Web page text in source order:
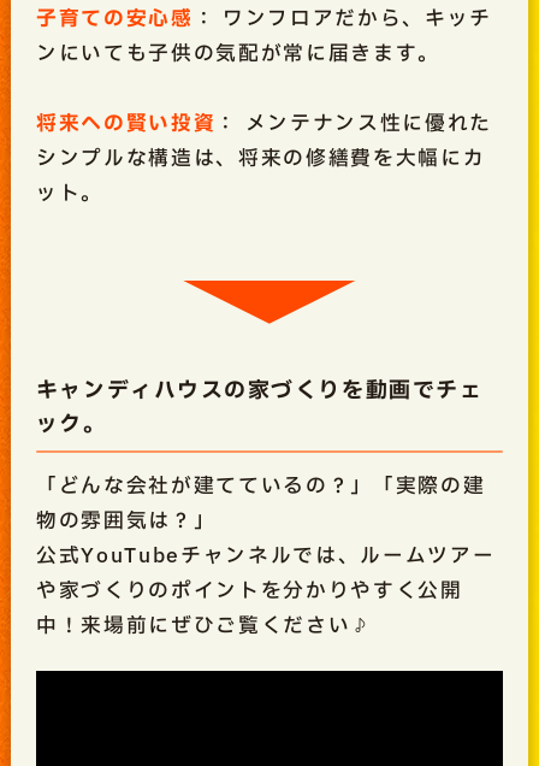
子育ての安心感 ： ワンフロアだから、キッチ
ンにいても子供の気配が常に届きます。
将来への賢い投資 ： メンテナンス性に優れた
シンプルな構造は、将来の修繕費を大幅にカ
ット。
キャンディハウスの家づくりを動画でチェ
ック。
「どんな会社が建てているの？」「実際の建
物の雰囲気は？」
公式YouTubeチャンネルでは、ルームツアー
や家づくりのポイントを分かりやすく公開
中！来場前にぜひご覧ください♪